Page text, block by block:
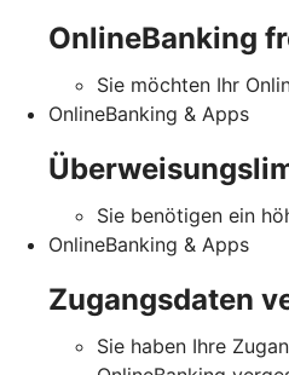
OnlineBanking
Sie möchten Ihr
OnlineBanking & Apps
Sie benötigen ein
OnlineBanking & Apps
Zugangsdaten
Sie haben Ihre